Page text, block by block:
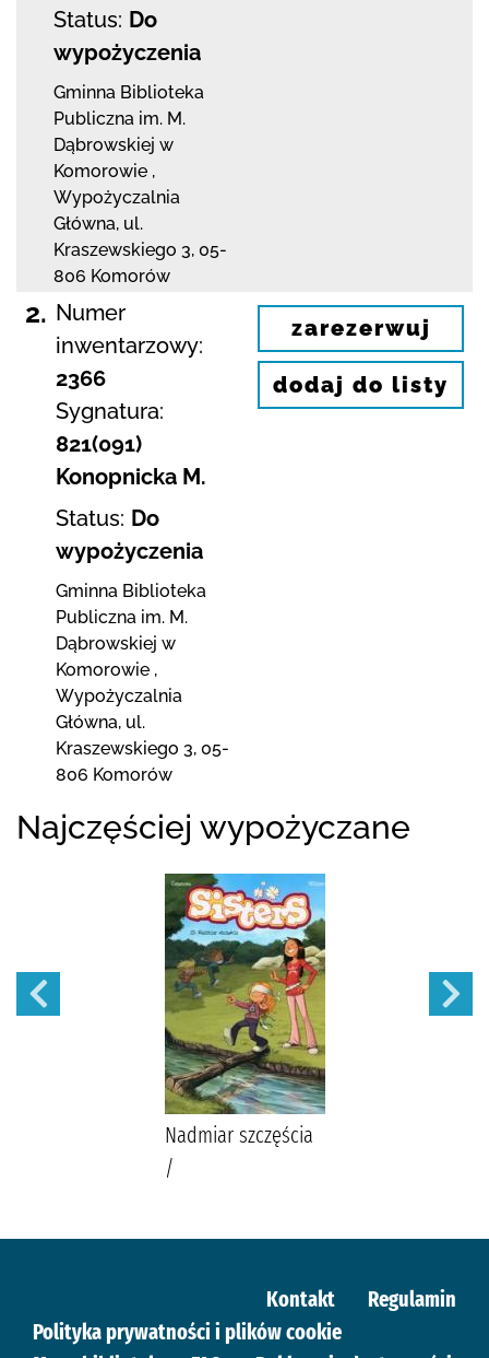
Status: Do
wypożyczenia
Gminna Biblioteka
Publiczna im. M.
Dąbrowskiej w
Komorowie ,
Wypożyczalnia
Główna, ul.
Kraszewskiego 3, 05-
806 Komorów
2. Numer
inwentarzowy:
2366
Sygnatura:
821(091)
Konopnicka M.
Status: Do
wypożyczenia
Gminna Biblioteka
Publiczna im. M.
Dąbrowskiej w
Komorowie ,
Wypożyczalnia
Główna, ul.
Kraszewskiego 3, 05-
806 Komorów
zarezerwuj
dodaj do listy
Najczęściej wypożyczane
Nadmiar szczęścia
/
Kontakt
Regulamin
Polityka prywatności i plików cookie